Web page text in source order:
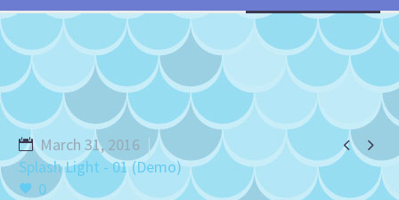
 
March 31, 2016
Splash Light - 01 (Demo)
0